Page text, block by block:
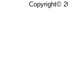
Copyright©